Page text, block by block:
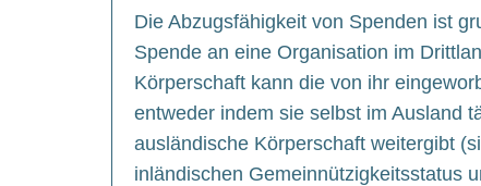
Die Abzugsfähigkeit von Spenden ist
Spende an eine Organisation im
Körperschaft kann die von ihr
entweder indem sie selbst im Ausland
ausländische Körperschaft weitergibt
inländischen Gemeinnützigkeitsstatus